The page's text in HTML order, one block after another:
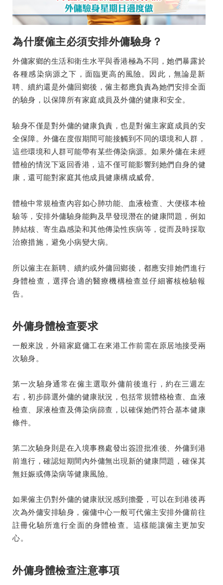
為什麼僱主必須安排外傭驗身？
外傭家鄉的生活和衛生水平與香港極為不同，她們暴露於
各種感染病源之下，面臨更高的風險。因此，無論是新
聘、續約還是外傭回鄉後，僱主都應負責為她們安排全面
的驗身，以保障所有家庭成員及外傭的健康和安全。
驗身不僅是對外傭的健康負責，也是對僱主家庭成員的安
全保障。外傭在度假期間可能接觸到不同的環境和人群，
這些環境和人群可能帶有某些傳染病源。如果外傭在未經
體檢的情況下返回香港，這不僅可能影響到她們自身的健
康，還可能對家庭其他成員健康構成威脅。
體檢中常規檢查內容如心肺功能、血液檢查、大便樣本檢
驗等，安排外傭驗身能夠及早發現潛在的健康問題，例如
肺結核、寄生蟲感染和其他傳染性疾病等，從而及時採取
治療措施，避免小病變大病。
所以僱主在新聘、續約或外傭回鄉後，都應安排她們進行
身體檢查，選擇合適的醫療機構檢查並仔細審核檢驗報
告。
外傭身體檢查要求
一般來說，外籍家庭傭工在來港工作前需在原居地接受兩
次驗身。
第一次驗身通常在僱主選取外傭前後進行，約在三週左
右，初步篩選外傭的健康狀況，包括常規體格檢查、血液
檢查、尿液檢查及傳染病篩查，以確保她們符合基本健康
條件。
第二次驗身則是在入境事務處發出簽證批准後、外傭到港
前進行，確認短期間內外傭無出現新的健康問題，確保其
無妊娠或傳染病等健康風險。
如果僱主仍對外傭的健康狀況感到擔憂，可以在到港後再
次為外傭安排驗身，僱傭中心一般可代僱主安排外傭前往
註冊化驗所進行全面的身體檢查。這樣能讓僱主更加安
心。
外傭身體檢查注意事項